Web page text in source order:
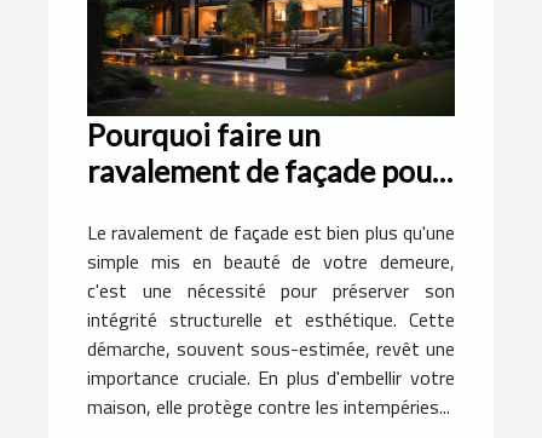
Pourquoi faire un
ravalement de façade pour
Le ravalement de façade est bien plus qu'une
simple mis en beauté de votre demeure,
c'est une nécessité pour préserver son
intégrité structurelle et esthétique. Cette
démarche, souvent sous-estimée, revêt une
importance cruciale. En plus d'embellir votre
maison, elle protège contre les intempéries...